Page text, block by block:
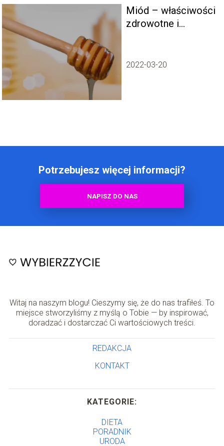
Miód – właściwości
zdrowotne i
2022-03-20
Potrzebujesz więcej informacji?
NAPISZ DO NAS
Witaj na naszym blogu! Cieszymy się, że do nas trafiłeś. To
miejsce stworzyliśmy z myślą o Tobie — by inspirować,
doradzać i dostarczać Ci wartościowych treści.
REDAKCJA
KONTAKT
KATEGORIE:
DIETA
PORADNIK
URODA